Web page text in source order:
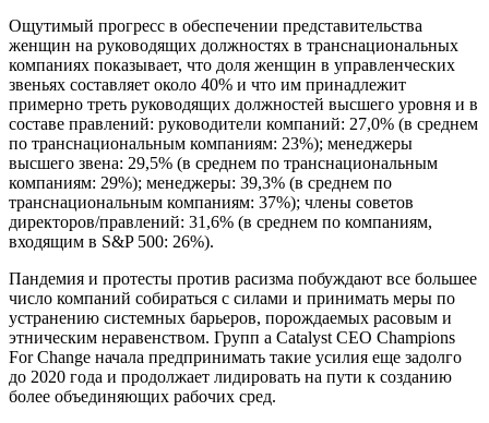
Ощутимый прогресс в обеспечении представительства
женщин на руководящих должностях в транснациональных
компаниях показывает, что доля женщин в управленческих
звеньях составляет около 40% и что им принадлежит
примерно треть руководящих должностей высшего уровня и в
составе правлений: руководители компаний: 27,0% (в среднем
по транснациональным компаниям: 23%); менеджеры
высшего звена: 29,5% (в среднем по транснациональным
компаниям: 29%); менеджеры: 39,3% (в среднем по
транснациональным компаниям: 37%); члены советов
директоров/правлений: 31,6% (в среднем по компаниям,
входящим в S&P 500: 26%).
Пандемия и протесты против расизма побуждают все большее
число компаний собираться с силами и принимать меры по
устранению системных барьеров, порождаемых расовым и
этническим неравенством. Групп а Catalyst CEO Champions
For Change начала предпринимать такие усилия еще задолго
до 2020 года и продолжает лидировать на пути к созданию
более объединяющих рабочих сред.